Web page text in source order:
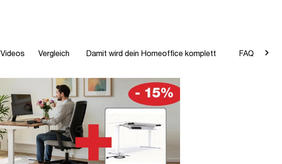
Videos Vergleich Damit wird dein Homeoffice komplett FAQ